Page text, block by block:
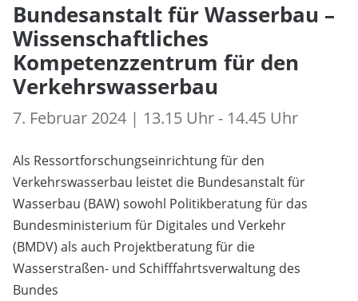
Bundesanstalt für Wasserbau –
Wissenschaftliches
Kompetenzzentrum für den
Verkehrswasserbau
7. Februar 2024 | 13.15 Uhr - 14.45 Uhr
Als Ressortforschungseinrichtung für den
Verkehrswasserbau leistet die Bundesanstalt für
Wasserbau (BAW) sowohl Politikberatung für das
Bundesministerium für Digitales und Verkehr
(BMDV) als auch Projektberatung für die
Wasserstraßen- und Schifffahrtsverwaltung des
Bundes